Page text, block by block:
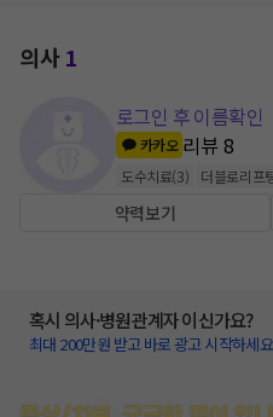
의사1
로그인 후 이름확인
카카오 리뷰8
도수치료(3) 더블로리프
약력보기
혹시 의사·병원관계자 이신가요?
최대 200만원 받고 바로 광고 시작하세